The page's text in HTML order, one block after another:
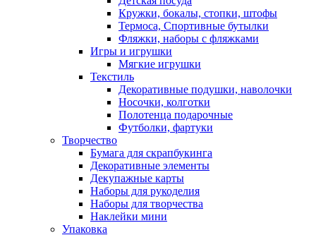
Кружки, бокалы, стопки, штофы
Термоса, Спортивные бутылки
Фляжки, наборы с фляжками
Игры и игрушки
Мягкие игрушки
Текстиль
Декоративные подушки, наволочки
Носочки, колготки
Полотенца подарочные
Футболки, фартуки
Творчество
Бумага для скрапбукинга
Декоративные элементы
Декупажные карты
Наборы для рукоделия
Наборы для творчества
Наклейки мини
Упаковка